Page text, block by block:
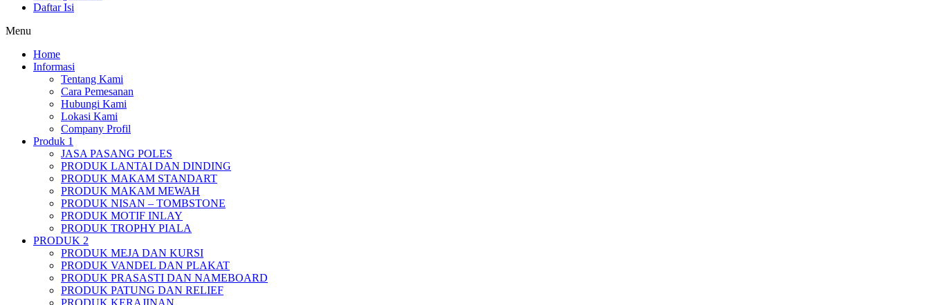
Daftar Isi
Menu
Home
Informasi
Tentang Kami
Cara Pemesanan
Hubungi Kami
Lokasi Kami
Company Profil
Produk 1
JASA PASANG POLES
PRODUK LANTAI DAN DINDING
PRODUK MAKAM STANDART
PRODUK MAKAM MEWAH
PRODUK NISAN – TOMBSTONE
PRODUK MOTIF INLAY
PRODUK TROPHY PIALA
PRODUK 2
PRODUK MEJA DAN KURSI
PRODUK VANDEL DAN PLAKAT
PRODUK PRASASTI DAN NAMEBOARD
PRODUK PATUNG DAN RELIEF
PRODUK KERAJINAN